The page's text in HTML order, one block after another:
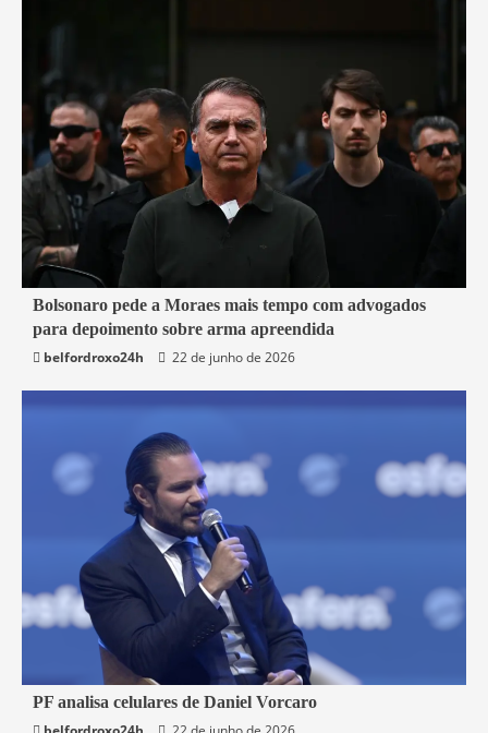
3 min read
Brasil
Bolsonaro pede a Moraes mais tempo com advogados
para depoimento sobre arma apreendida
belfordroxo24h
22 de junho de 2026
3 min read
PF analisa celulares de Daniel Vorcaro